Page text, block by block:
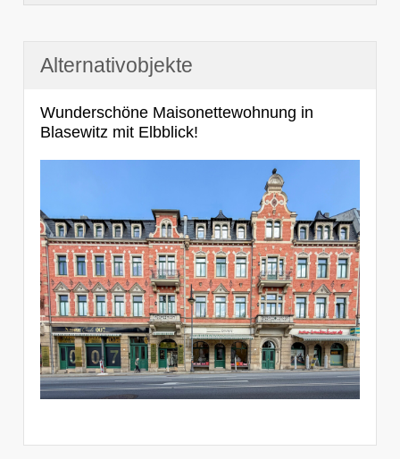
Alternativobjekte
Wunderschöne Maisonettewohnung in
Blasewitz mit Elbblick!